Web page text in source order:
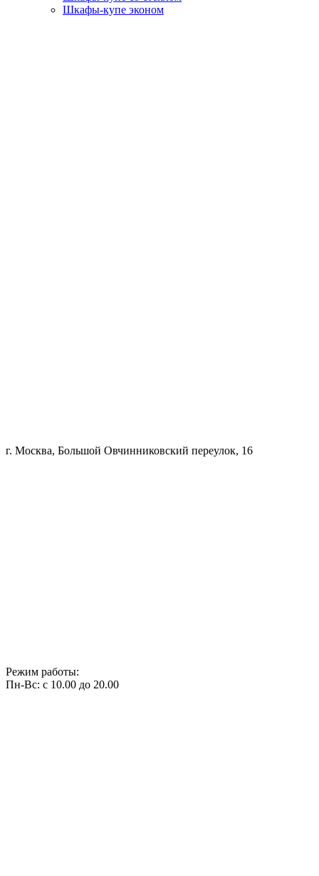
Шкафы-купе эконом
г. Москва, Большой Овчинниковский переулок, 16
Режим работы:
Пн-Вс: с 10.00 до 20.00